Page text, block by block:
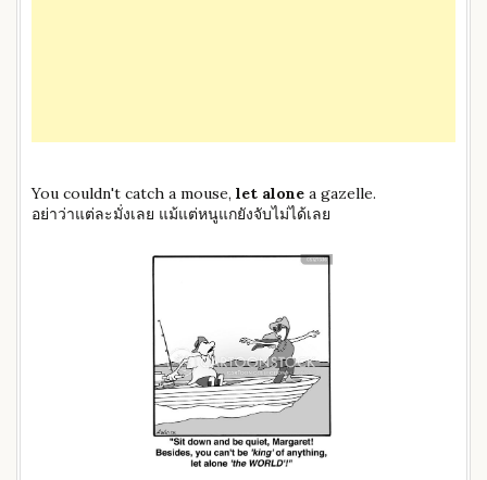
You couldn't catch a mouse, let alone a gazelle.
อย่าว่าแต่ละมั่งเลย แม้แต่หนูแกยังจับไม่ได้เลย